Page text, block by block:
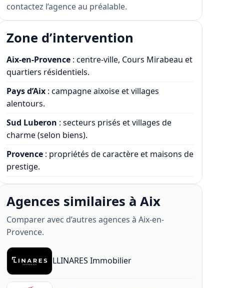
contactez l’agence au préalable.
Zone d’intervention
Aix-en-Provence : centre-ville, Cours Mirabeau et
quartiers résidentiels.
Pays d’Aix : campagne aixoise et villages
alentours.
Sud Luberon : secteurs prisés et villages de
charme (selon biens).
Provence : propriétés de caractère et maisons de
prestige.
Agences similaires à Aix
Comparer avec d’autres agences à Aix-en-
Provence.
LLINARES Immobilier